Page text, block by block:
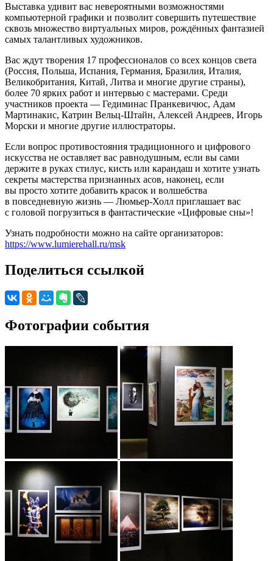
Выставка удивит вас невероятными возможностями
компьютерной графики и позволит совершить путешествие
сквозь множество виртуальных миров, рождённых фантазией
самых талантливых художников.
Вас ждут творения 17 профессионалов со всех концов света
(Россия, Польша, Испания, Германия, Бразилия, Италия,
Великобритания, Китай, Литва и многие другие страны),
более 70 ярких работ и интервью с мастерами. Среди
участников проекта — Гедиминас Пранкевичюс, Адам
Мартинакис, Катрин Вельц-Штайн, Алексей Андреев, Игорь
Морски и многие другие иллюстраторы.
Если вопрос противостояния традиционного и цифрового
искусства не оставляет вас равнодушным, если вы сами
держите в руках стилус, кисть или карандаш и хотите узнать
секреты мастерства признанных асов, наконец, если
вы просто хотите добавить красок и волшебства
в повседневную жизнь — Люмьер-Холл приглашает вас
с головой погрузиться в фантастические «Цифровые сны»!
Узнать подробности можно на сайте организаторов:
https://www.lumierehall.ru/msk
Поделиться ссылкой
Фотографии события